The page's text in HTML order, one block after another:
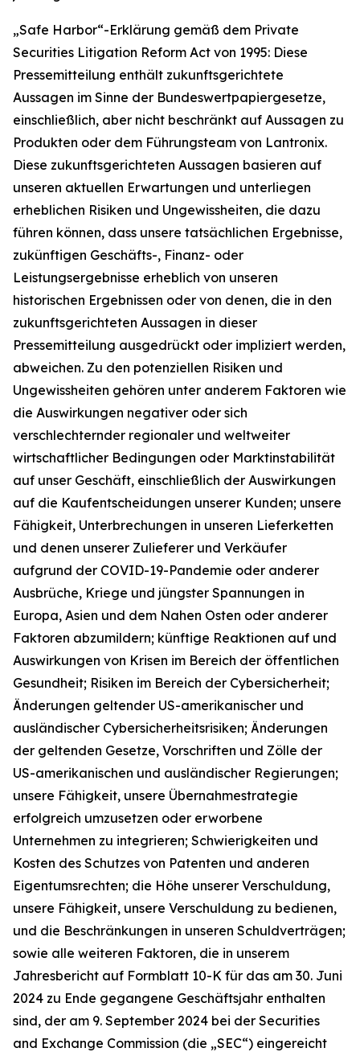
„Safe Harbor“-Erklärung gemäß dem Private
Securities Litigation Reform Act von 1995: Diese
Pressemitteilung enthält zukunftsgerichtete
Aussagen im Sinne der Bundeswertpapiergesetze,
einschließlich, aber nicht beschränkt auf Aussagen zu
Produkten oder dem Führungsteam von Lantronix.
Diese zukunftsgerichteten Aussagen basieren auf
unseren aktuellen Erwartungen und unterliegen
erheblichen Risiken und Ungewissheiten, die dazu
führen können, dass unsere tatsächlichen Ergebnisse,
zukünftigen Geschäfts-, Finanz- oder
Leistungsergebnisse erheblich von unseren
historischen Ergebnissen oder von denen, die in den
zukunftsgerichteten Aussagen in dieser
Pressemitteilung ausgedrückt oder impliziert werden,
abweichen. Zu den potenziellen Risiken und
Ungewissheiten gehören unter anderem Faktoren wie
die Auswirkungen negativer oder sich
verschlechternder regionaler und weltweiter
wirtschaftlicher Bedingungen oder Marktinstabilität
auf unser Geschäft, einschließlich der Auswirkungen
auf die Kaufentscheidungen unserer Kunden; unsere
Fähigkeit, Unterbrechungen in unseren Lieferketten
und denen unserer Zulieferer und Verkäufer
aufgrund der COVID-19-Pandemie oder anderer
Ausbrüche, Kriege und jüngster Spannungen in
Europa, Asien und dem Nahen Osten oder anderer
Faktoren abzumildern; künftige Reaktionen auf und
Auswirkungen von Krisen im Bereich der öffentlichen
Gesundheit; Risiken im Bereich der Cybersicherheit;
Änderungen geltender US-amerikanischer und
ausländischer Cybersicherheitsrisiken; Änderungen
der geltenden Gesetze, Vorschriften und Zölle der
US-amerikanischen und ausländischer Regierungen;
unsere Fähigkeit, unsere Übernahmestrategie
erfolgreich umzusetzen oder erworbene
Unternehmen zu integrieren; Schwierigkeiten und
Kosten des Schutzes von Patenten und anderen
Eigentumsrechten; die Höhe unserer Verschuldung,
unsere Fähigkeit, unsere Verschuldung zu bedienen,
und die Beschränkungen in unseren Schuldverträgen;
sowie alle weiteren Faktoren, die in unserem
Jahresbericht auf Formblatt 10-K für das am 30. Juni
2024 zu Ende gegangene Geschäftsjahr enthalten
sind, der am 9. September 2024 bei der Securities
and Exchange Commission (die „SEC“) eingereicht